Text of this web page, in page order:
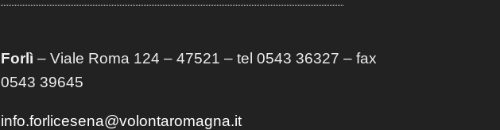
Forlì – Viale Roma 124 – 47521 – tel 0543 36327 – fax
0543 39645
info.forlicesena@volontaromagna.it